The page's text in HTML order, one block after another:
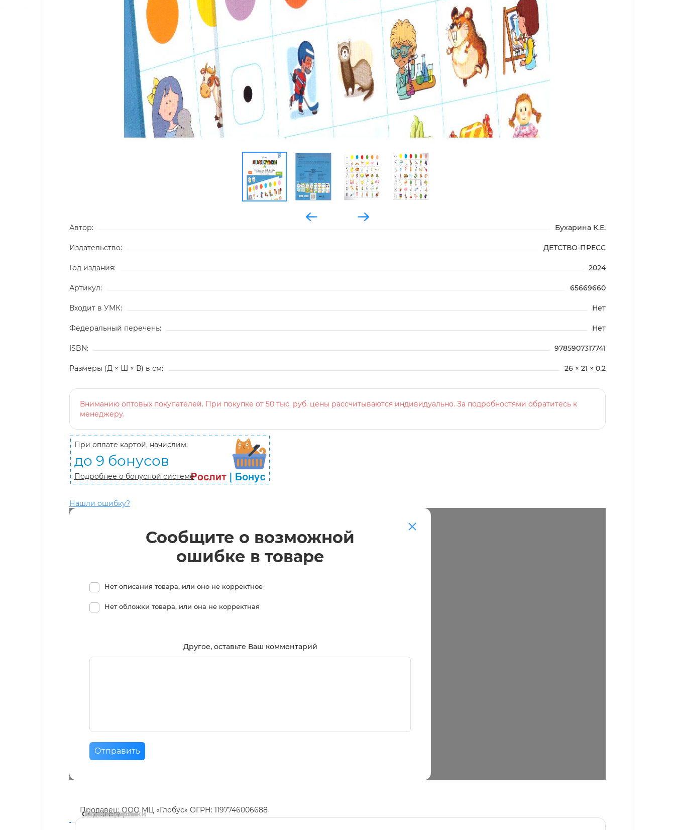
Автор: Бухарина К.Е.
Издательство: ДЕТСТВО-ПРЕСС
Год издания: 2024
Артикул: 65669660
Входит в УМК: Нет
Федеральный перечень: Нет
ISBN: 9785907317741
Размеры (Д × Ш × В) в см: 26 × 21 × 0.2
Вниманию оптовых покупателей. При покупке от 50 тыс. руб. цены рассчитываются индивидуально. За подробностями обратитесь к
менеджеру.
При оплате картой, начислим:
до 9 бонусов
Подробнее о бонусной системе
Нашли ошибку?
Сообщите о возможной
ошибке в товаре
Нет описания товара, или оно не корректное
Нет обложки товара, или она не корректная
Другое, оставьте Ваш комментарий
Отправить
Продавец: ООО МЦ «Глобус» ОГРН: 1197746006688
Описание
Характеристики
Комментарии